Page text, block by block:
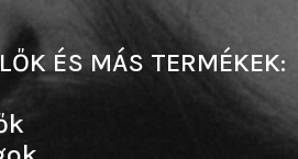
ÉS MÁS TERMÉKEK: